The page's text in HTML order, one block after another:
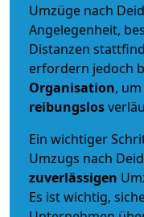
Umzüge nach
Angelegenheit,
Distanzen
erfordern jedoch
Organisation,
reibungslos
Ein wichtiger
Umzugs nach
zuverlässigen
Es ist wichtig,